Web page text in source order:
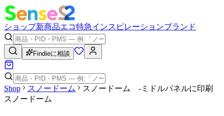
ショップ新商品エコ特急インスピレーションブランド
Findieに相談
Shop スノードーム
スノードーム -ミドルパネルに印刷
スノードーム